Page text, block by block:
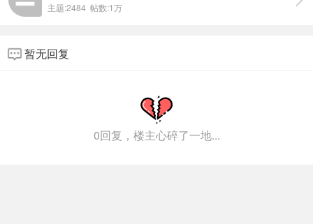
主题:2484 帖数:1万
暂无回复
0回复，楼主心碎了一地...